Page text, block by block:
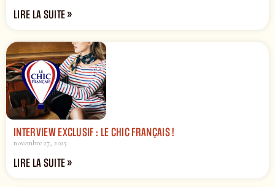
LIRE LA SUITE »
INTERVIEW EXCLUSIF : LE CHIC FRANÇAIS !
novembre 27, 2025
LIRE LA SUITE »